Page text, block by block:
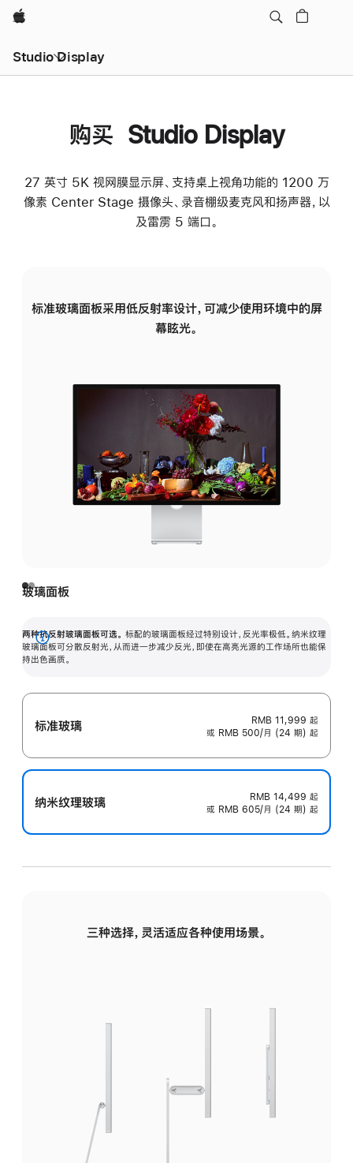
Apple
Studio Display
购买 Studio Display
27 英寸 5K 视网膜显示屏、支持桌上视角功能的 1200 万
像素 Center Stage 摄像头、录音棚级麦克风和扬声器，以
及雷雳 5 端口。
标准玻璃面板采用低反射率设计，可减少使用环境中的屏
幕眩光。
玻璃面板
两种抗反射玻璃面板可选。 标配的玻璃面板经过特别设计，反光率极低。纳米纹理
玻璃面板可分散反射光，从而进一步减少反光，即使在高亮光源的工作场所也能保
持出色画质。
展
开
标准玻璃 RMB 11,999 起
或 RMB 500/月 (24 期) 起
纳米纹理玻璃 RMB 14,499 起
或 RMB 605/月 (24 期) 起
三种选择，灵活适应各种使用场景。